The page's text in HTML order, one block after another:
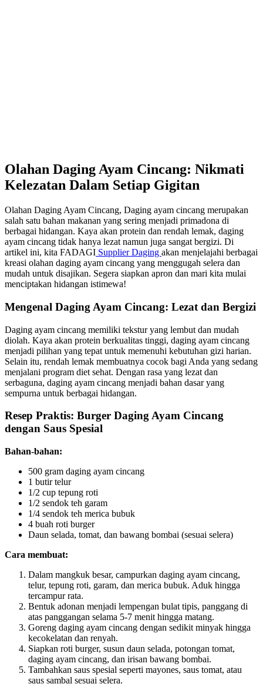
Olahan Daging Ayam Cincang: Nikmati
Kelezatan Dalam Setiap Gigitan
Olahan Daging Ayam Cincang, Daging ayam cincang merupakan
salah satu bahan makanan yang sering menjadi primadona di
berbagai hidangan. Kaya akan protein dan rendah lemak, daging
ayam cincang tidak hanya lezat namun juga sangat bergizi. Di
artikel ini, kita FADAGI Supplier Daging akan menjelajahi berbagai
kreasi olahan daging ayam cincang yang menggugah selera dan
mudah untuk disajikan. Segera siapkan apron dan mari kita mulai
menciptakan hidangan istimewa!
Mengenal Daging Ayam Cincang: Lezat dan Bergizi
Daging ayam cincang memiliki tekstur yang lembut dan mudah
diolah. Kaya akan protein berkualitas tinggi, daging ayam cincang
menjadi pilihan yang tepat untuk memenuhi kebutuhan gizi harian.
Selain itu, rendah lemak membuatnya cocok bagi Anda yang sedang
menjalani program diet sehat. Dengan rasa yang lezat dan
serbaguna, daging ayam cincang menjadi bahan dasar yang
sempurna untuk berbagai hidangan.
Resep Praktis: Burger Daging Ayam Cincang
dengan Saus Spesial
Bahan-bahan:
500 gram daging ayam cincang
1 butir telur
1/2 cup tepung roti
1/2 sendok teh garam
1/4 sendok teh merica bubuk
4 buah roti burger
Daun selada, tomat, dan bawang bombai (sesuai selera)
Cara membuat:
Dalam mangkuk besar, campurkan daging ayam cincang,
telur, tepung roti, garam, dan merica bubuk. Aduk hingga
tercampur rata.
Bentuk adonan menjadi lempengan bulat tipis, panggang di
atas panggangan selama 5-7 menit hingga matang.
Goreng daging ayam cincang dengan sedikit minyak hingga
kecokelatan dan renyah.
Siapkan roti burger, susun daun selada, potongan tomat,
daging ayam cincang, dan irisan bawang bombai.
Tambahkan saus spesial seperti mayones, saus tomat, atau
saus sambal sesuai selera.